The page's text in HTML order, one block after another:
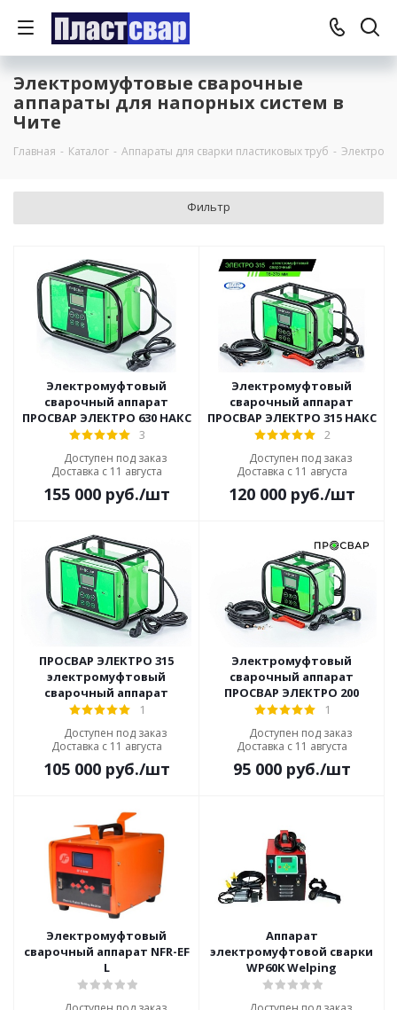
Электромуфтовые сварочные
аппараты для напорных систем в
Чите
Главная - Каталог - Аппараты для сварки пластиковых труб -
Фильтр
Электромуфтовый
сварочный аппарат
ПРОСВАР ЭЛЕКТРО 630 НАКС
3
Доступен под заказ
Доставка с 11 августа
155 000руб./шт
Электромуфтовый
сварочный аппарат
ПРОСВАР ЭЛЕКТРО 315 НАКС
2
Доступен под заказ
Доставка с 11 августа
120 000руб./шт
ПРОСВАР ЭЛЕКТРО 315
электромуфтовый
сварочный аппарат
1
Доступен под заказ
Доставка с 11 августа
105 000руб./шт
Электромуфтовый
сварочный аппарат
ПРОСВАР ЭЛЕКТРО 200
1
Доступен под заказ
Доставка с 11 августа
95 000руб./шт
Электромуфтовый
сварочный аппарат NFR-EF
L
Аппарат
электромуфтовой сварки
WP60K Welping